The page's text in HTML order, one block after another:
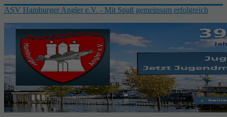
ASV Hamburger Angler e.V. - Mit Spaß gemeinsam erfolgreich